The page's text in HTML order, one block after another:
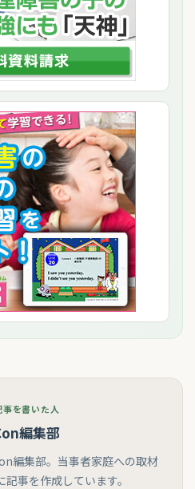
事を書いた人
編集部
編集部。当事者家庭への取材
事を作成しています。